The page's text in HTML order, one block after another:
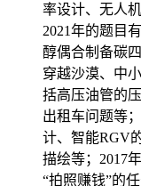
率设计、无人
2021年的题目
醇偶合制备碳
穿越沙漠、中
括高压油管的
出租车问题等
计、智能RGV
描绘等；2017
“拍照赚钱”的